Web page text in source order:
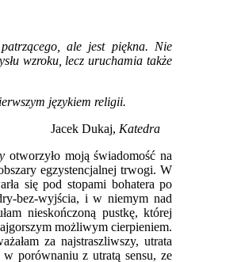
ale jest piękna. Nie
wzroku, lecz uruchamia także
językiem religii.
Dukaj, Katedra
otworzyło moją świadomość na
egzystencjalnej trwogi. W
się pod stopami bohatera po
bez-wyjścia, i w niemym nad
nieskończoną pustkę, której
możliwym cierpieniem.
za najstraszliwszy, utrata
porównaniu z utratą sensu, ze